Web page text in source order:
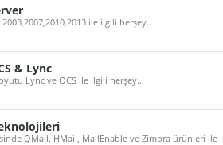
2003,2007,2010,2013 ile ilgili herşey..
& Lync
Lync ve OCS ile ilgili herşey..
QMail, HMail, MailEnable ve Zimbra ürünleri ile